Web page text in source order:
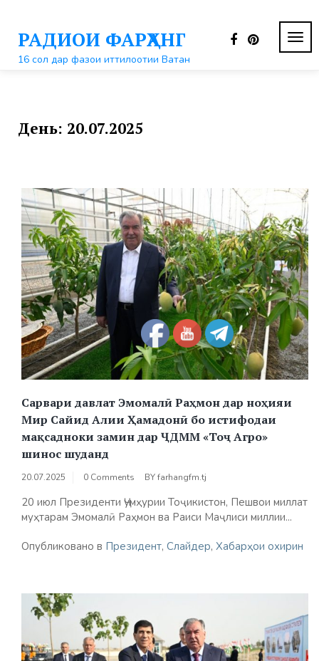
контентуРАДИОИ ФАРҲАНГ
16 сол дар фазои иттилоотии Ватан
День: 20.07.2025
Сарвари давлат Эмомалӣ Раҳмон дар ноҳияи
Мир Сайид Алии Ҳамадонӣ бо истифодаи
мақсадноки замин дар ҶДММ «Тоҷ Агро»
шинос шуданд
20.07.2025 0 Comments BYfarhangfm.tj
20 июл Президенти Ҷумҳурии Тоҷикистон, Пешвои миллат
муҳтарам Эмомалӣ Раҳмон ва Раиси Маҷлиси миллии...
Опубликовано в Президент, Слайдер, Хабарҳои охирин